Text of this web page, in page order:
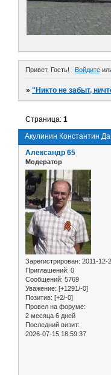
Привет, Гость! Войдите
»"Никто не забыт,
Акулинин Константин
Страница:1
Александр 65
Модератор
Зарегистрирован: 2011-12-
Приглашений: 0
Сообщений: 5769
Уважение: [+1291/-0]
Позитив: [+2/-0]
Провел на форуме:
2 месяца 6 дней
Последний визит:
2026-07-15 18:59:37